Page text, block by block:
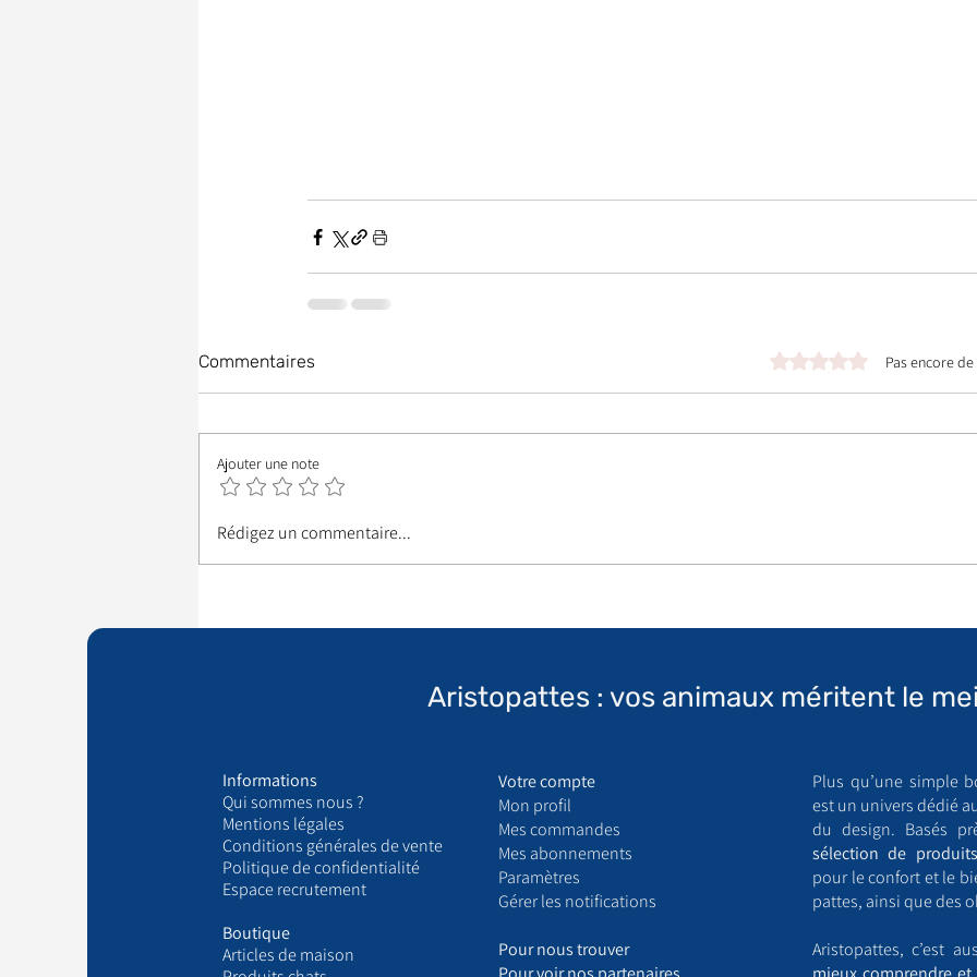
Commentaires Noté 0 étoile sur 5.Pas encore
Ajouter une note
Rédigez un commentaire...
Aristopattes : vos animaux méritent le
Informations
Qui sommes nous ?
​Mentions légales
Conditions générales de vente
Politique de confidentialité
Espace recrutement
Boutique
Articles de maison
Votre compte
Mon profil
Mes commandes
Mes abonnements
Paramètres
Gérer les notifications
​Pour nous trouver
Plus qu’une simple
est un univers dédié
du design. Basés
sélection de
pour le confort et le
pattes, ainsi que des
Aristopattes, c’est